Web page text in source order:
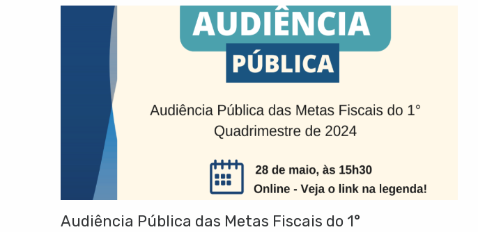
Audiência Pública das Metas Fiscais do 1°